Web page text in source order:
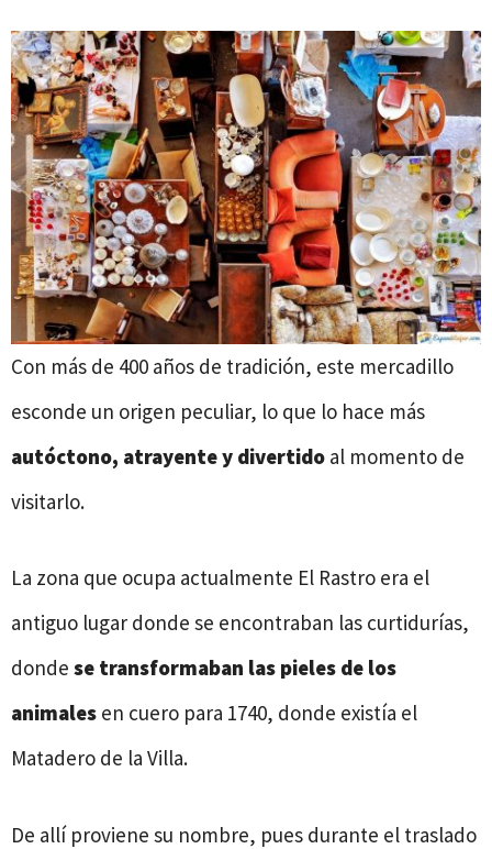
Con más de 400 años de tradición, este mercadillo
esconde un origen peculiar, lo que lo hace más
autóctono, atrayente y divertido al momento de
visitarlo.
La zona que ocupa actualmente El Rastro era el
antiguo lugar donde se encontraban las curtidurías,
donde se transformaban las pieles de los
animales en cuero para 1740, donde existía el
Matadero de la Villa.
De allí proviene su nombre, pues durante el traslado